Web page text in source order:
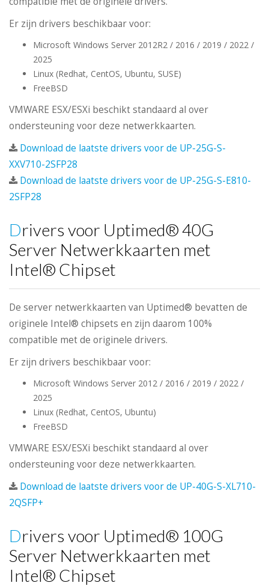
Er zijn drivers beschikbaar voor:
Microsoft Windows Server 2012R2 / 2016 / 2019 / 2022 /
2025
Linux (Redhat, CentOS, Ubuntu, SUSE)
FreeBSD
VMWARE ESX/ESXi beschikt standaard al over
ondersteuning voor deze netwerkkaarten.
Download de laatste drivers voor de UP-25G-S-
XXV710-2SFP28
Download de laatste drivers voor de UP-25G-S-E810-
2SFP28
Drivers voor Uptimed® 40G
Server Netwerkkaarten met
Intel® Chipset
De server netwerkkaarten van Uptimed® bevatten de
originele Intel® chipsets en zijn daarom 100%
compatible met de originele drivers.
Er zijn drivers beschikbaar voor:
Microsoft Windows Server 2012 / 2016 / 2019 / 2022 /
2025
Linux (Redhat, CentOS, Ubuntu)
FreeBSD
VMWARE ESX/ESXi beschikt standaard al over
ondersteuning voor deze netwerkkaarten.
Download de laatste drivers voor de UP-40G-S-XL710-
2QSFP+
Drivers voor Uptimed® 100G
Server Netwerkkaarten met
Intel® Chipset